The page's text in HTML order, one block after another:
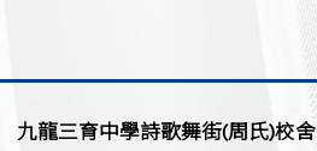
九龍三育中學詩歌舞街(周氏)校舍